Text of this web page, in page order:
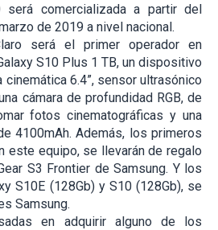
será comercializada a partir del
de 2019 a nivel nacional.
será el primer operador en
S10 Plus 1 TB, un dispositivo
cinemática 6.4”, sensor ultrasónico
cámara de profundidad RGB, de
fotos cinematográficas y una
4100mAh. Además, los primeros
este equipo, se llevarán de regalo
S3 Frontier de Samsung. Y los
S10E (128Gb) y S10 (128Gb), se
Samsung.
en adquirir alguno de los